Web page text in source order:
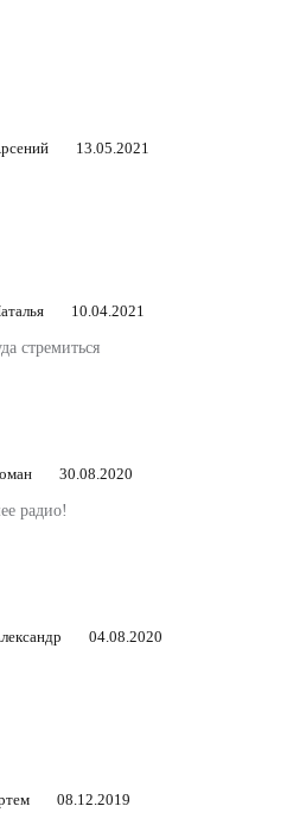
13.05.2021
10.04.2021
стремиться
30.08.2020
радио!
04.08.2020
08.12.2019